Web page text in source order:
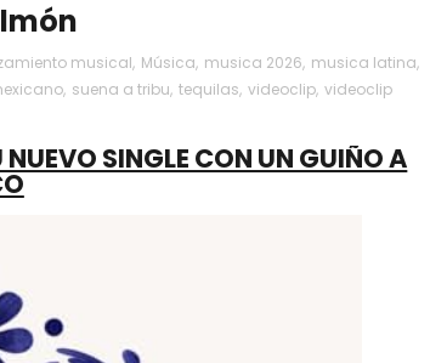
musical, Música, musica 2026, musica latina,
, suena a tribu, tequilas, videoclip, videoclip
SINGLE CON UN GUIÑO A